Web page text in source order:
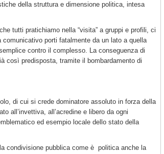
della struttura e dimensione politica, intesa
tutti pratichiamo nella “visita” a gruppi e profili, ci
porti fatalmente da un lato a quella
contro il complesso. La conseguenza di
così predisposta, tramite il bombardamento di
di cui si crede dominatore assoluto in forza della
all’invettiva, all’acredine e libero da ogni
ed esempio locale dello stato della
condivisione pubblica come è politica anche la